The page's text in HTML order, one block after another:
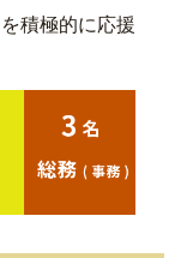
積極的に応援